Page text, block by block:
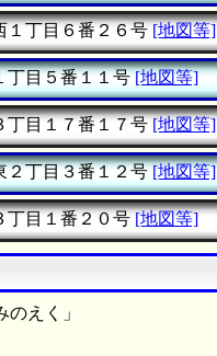
１丁目６番２６号 [地図等]
丁目５番１１号 [地図等]
丁目１７番１７号 [地図等]
２丁目３番１２号 [地図等]
丁目１番２０号 [地図等]
えく」